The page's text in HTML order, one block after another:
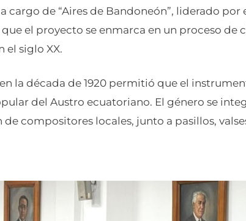
cargo de “Aires de Bandoneón”, liderado por
el proyecto se enmarca en un proceso de
el siglo XX.
la década de 1920 permitió que el
del Austro ecuatoriano. El género se
compositores locales, junto a pasillos,